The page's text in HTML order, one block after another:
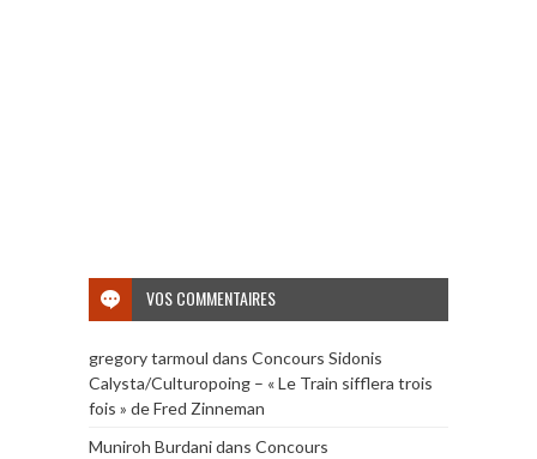
VOS COMMENTAIRES
gregory tarmoul dans Concours Sidonis
Calysta/Culturopoing – « Le Train sifflera trois
fois » de Fred Zinneman
Muniroh Burdanidans Concours